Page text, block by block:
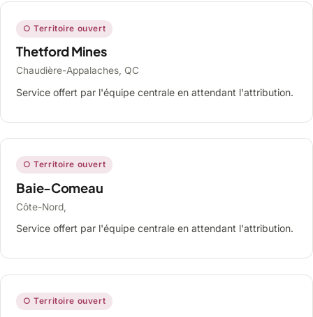
○ Territoire ouvert
Thetford Mines
Chaudière-Appalaches, QC
Service offert par l'équipe centrale en attendant l'attribution.
○ Territoire ouvert
Baie-Comeau
Côte-Nord,
Service offert par l'équipe centrale en attendant l'attribution.
○ Territoire ouvert